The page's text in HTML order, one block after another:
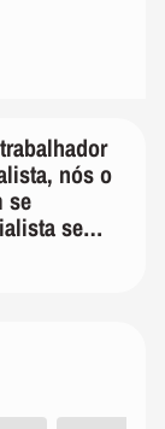
nós o
se
se